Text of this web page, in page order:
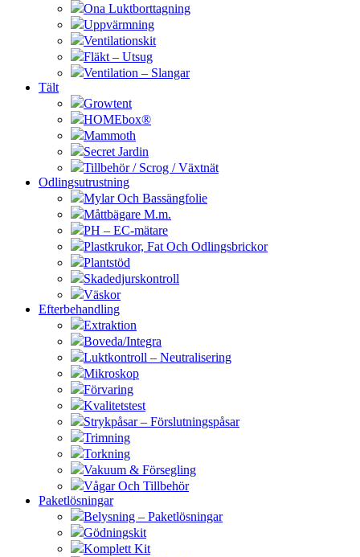
Ona Luktborttagning
Uppvärmning
Ventilationskit
Fläkt – Utsug
Ventilation – Slangar
Tält
Growtent
HOMEbox®
Mammoth
Secret Jardin
Tillbehör / Scrog / Växtnät
Odlingsutrustning
Mylar Och Bassängfolie
Måttbägare M.m.
PH – EC-mätare
Plastkrukor, Fat Och Odlingsbrickor
Plantstöd
Skadedjurskontroll
Väskor
Efterbehandling
Extraktion
Boveda/Integra
Luktkontroll – Neutralisering
Mikroskop
Förvaring
Kvalitetstest
Strykpåsar – Förslutningspåsar
Trimning
Torkning
Vakuum & Försegling
Vågar Och Tillbehör
Paketlösningar
Belysning – Paketlösningar
Gödningskit
Komplett Kit